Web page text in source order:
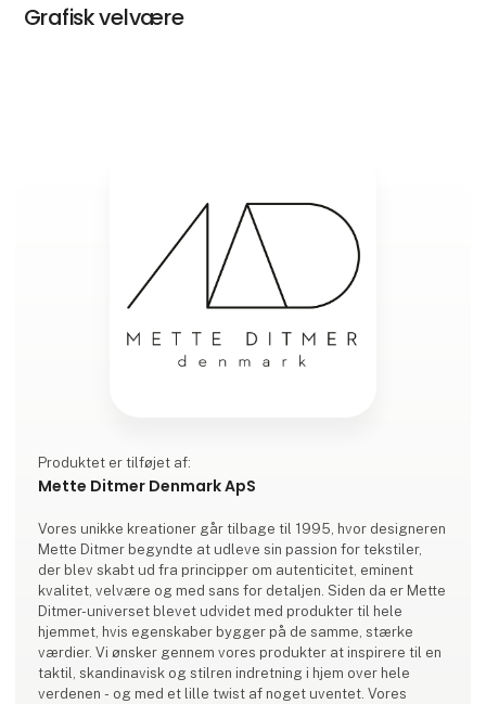
Grafisk velvære
Produktet er tilføjet af:
Mette Ditmer Denmark ApS
Vores unikke kreationer går tilbage til 1995, hvor designeren
Mette Ditmer begyndte at udleve sin passion for tekstiler,
der blev skabt ud fra principper om autenticitet, eminent
kvalitet, velvære og med sans for detaljen. Siden da er Mette
Ditmer-universet blevet udvidet med produkter til hele
hjemmet, hvis egenskaber bygger på de samme, stærke
værdier. Vi ønsker gennem vores produkter at inspirere til en
taktil, skandinavisk og stilren indretning i hjem over hele
verdenen - og med et lille twist af noget uventet. Vores